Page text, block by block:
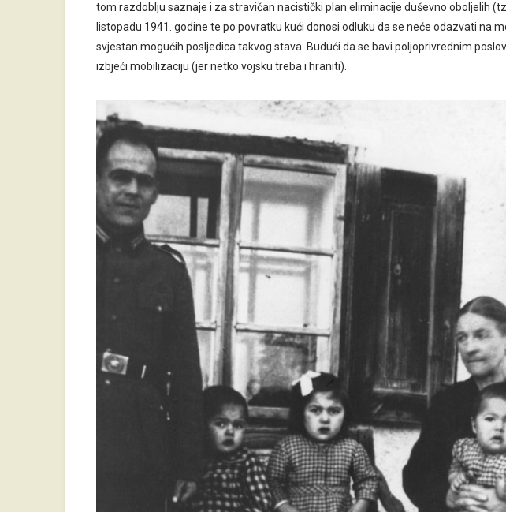
tom razdoblju saznaje i za stravičan nacistički plan eliminacije duševno oboljelih
listopadu 1941. godine te po povratku kući donosi odluku da se neće odazvati na
svjestan mogućih posljedica takvog stava. Budući da se bavi poljoprivrednim
izbjeći mobilizaciju (jer netko vojsku treba i hraniti).